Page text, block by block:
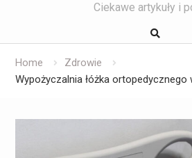
Ciekawe artykuły i
Home
Zdrowie
Wypożyczalnia łóżka ortopedycznego